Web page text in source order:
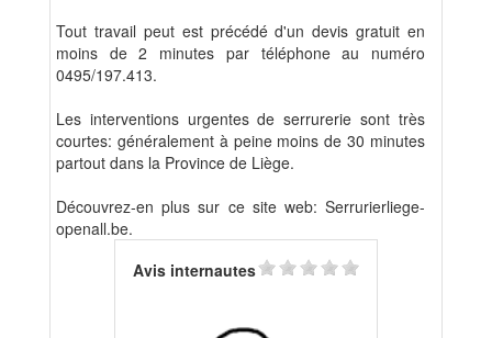
Tout travail peut est précédé d'un devis gratuit en
moins de 2 minutes par téléphone au numéro
0495/197.413.
Les interventions urgentes de serrurerie sont très
courtes: généralement à peine moins de 30 minutes
partout dans la Province de Liège.
Découvrez-en plus sur ce site web: Serrurierliege-
openall.be.
Avis internautes